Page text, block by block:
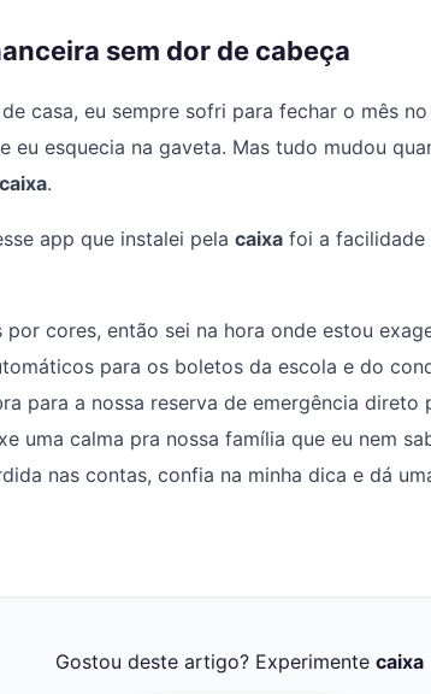
sem dor de cabeça
casa, eu sempre sofri para fechar o mês
eu esquecia na gaveta. Mas tudo mudou
caixa.
app que instalei pela caixa foi a facilidade
cores, então sei na hora onde estou
para os boletos da escola e do
para a nossa reserva de emergência direto
uma calma pra nossa família que eu nem
nas contas, confia na minha dica e dá
Gostou deste artigo? Experimente caixa